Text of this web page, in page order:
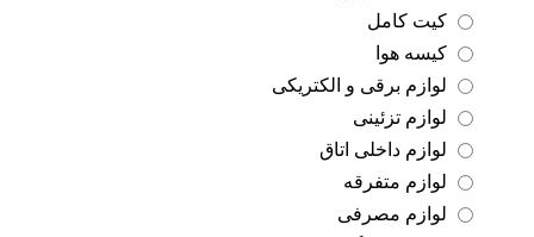
کیت کامل
کیسه هوا
لوازم برقی و الکتریکی
لوازم تزئینی
لوازم داخلی اتاق
لوازم متفرقه
لوازم مصرفی